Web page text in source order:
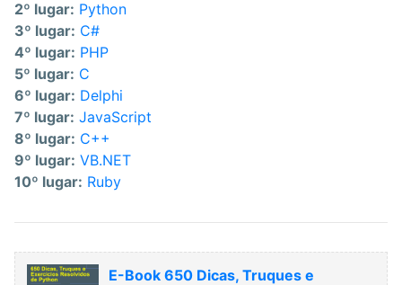
2º lugar: Python
3º lugar: C#
4º lugar: PHP
5º lugar: C
6º lugar: Delphi
7º lugar: JavaScript
8º lugar: C++
9º lugar: VB.NET
10º lugar: Ruby
E-Book 650 Dicas, Truques e